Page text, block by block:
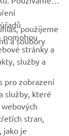
pomohou
stránky a
služby a
použijeme
a soubory
pro zobrazení
služby, které
stran,
jako je